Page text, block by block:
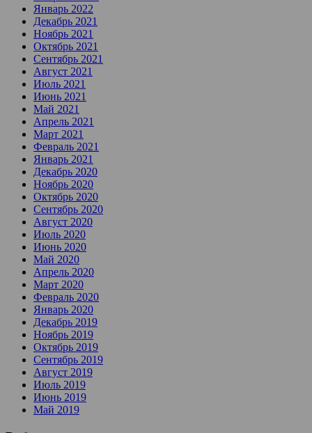
Январь 2022
Декабрь 2021
Ноябрь 2021
Октябрь 2021
Сентябрь 2021
Август 2021
Июль 2021
Июнь 2021
Май 2021
Апрель 2021
Март 2021
Февраль 2021
Январь 2021
Декабрь 2020
Ноябрь 2020
Октябрь 2020
Сентябрь 2020
Август 2020
Июль 2020
Июнь 2020
Май 2020
Апрель 2020
Март 2020
Февраль 2020
Январь 2020
Декабрь 2019
Ноябрь 2019
Октябрь 2019
Сентябрь 2019
Август 2019
Июль 2019
Июнь 2019
Май 2019